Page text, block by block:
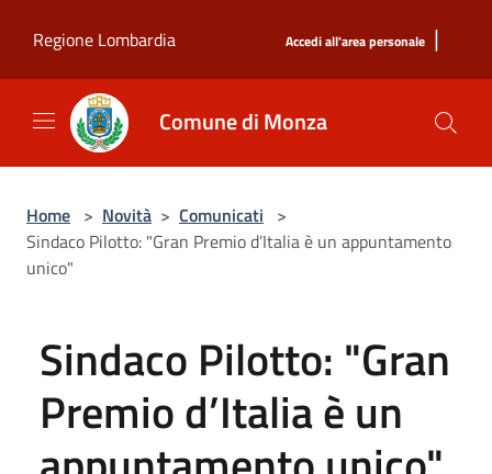
Regione Lombardia
Accedi all'area personale |
Comune di Monza
Home > Novità > Comunicati >
Sindaco Pilotto: "Gran Premio d’Italia è un appuntamento
unico"
Sindaco Pilotto: "Gran
Premio d’Italia è un